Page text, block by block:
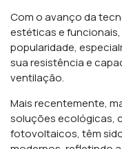
Com o avanço da
estéticas e
popularidade,
sua resistência e
ventilação.
Mais recentemente,
soluções ecológicas,
fotovoltaicos, têm